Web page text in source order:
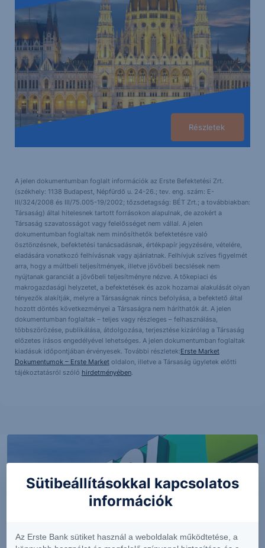
Részletek
A jelen dokumentumban foglalt információk az Erste Befektetési Zrt.
(székhely: 1138 Budapest, Népfürdő u. 24-26.; tev. eng. szám: E-
III/324/2008 és III/75.005-19/2002; tőzsdetagság: BÉT Zrt.; a továbbiakban:
Társaság) által hitelesnek tartott forrásokon alapulnak, de azokért a
Társaság szavatosságot vagy felelősséget nem vállal. A jelen
dokumentumban foglaltak nem minősíthetők befektetésre való
ösztönzésnek, befektetési tanácsadásnak, értékpapír jegyzésére, vételére,
eladására vonatkozó felhívásnak vagy ajánlatnak. Felhívjuk szíves figyelmét
arra, hogy a múltbeli teljesítmények, illetve jövőbeli becslések nem
nyújtanak garanciát a jövőbeli teljesítményre nézve. A tőkepiaci és
makrogazdasági helyzetet, a befektetések és azok hozamai alakulását olyan
tényezők alakítják, melyre a Társaságnak nincs befolyása, a befektető által
hozott döntés következményei a Társaságra nem háríthatók át. A jelen
dokumentumban foglaltak – teljes vagy részleges – felhasználása,
többszörözése, publikálása, átdolgozása, terjesztése kizárólag a Társaság
előzetes írásos engedélyével lehetséges. A jelen dokumentumban foglaltak
kiadásuk időpontjában érvényesek. További részletek:Erste Market
Dokumentumok – Erste Marketoldalon, illetve a Társaság ügyletek előtti
tájékoztatásról szóló hirdetményében.
Sütibeállításokkal kapcsolatos
információk
Az Erste Bank sütiket használ a weboldalak működtetése, a